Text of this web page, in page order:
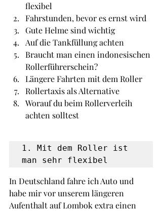
flexibel
Fahrstunden, bevor es ernst wird
Gute Helme sind wichtig
Auf die Tankfüllung achten
Braucht man einen indonesischen
Rollerführerschein?
Längere Fahrten mit dem Roller
Rollertaxis als Alternative
Worauf du beim Rollerverleih
achten solltest
1. Mit dem Roller ist
man sehr flexibel
In Deutschland fahre ich Auto und
habe mir vor unserem längeren
Aufenthalt auf Lombok extra einen